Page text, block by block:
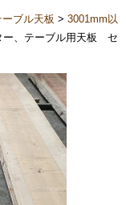
ブル天板 > 3001mm以
ー、テーブル用天板 セ